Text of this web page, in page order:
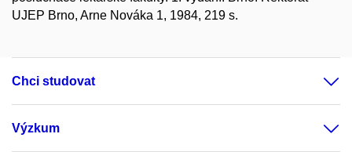
UJEP Brno, Arne Nováka 1, 1984, 219 s.
Chci studovat
Výzkum